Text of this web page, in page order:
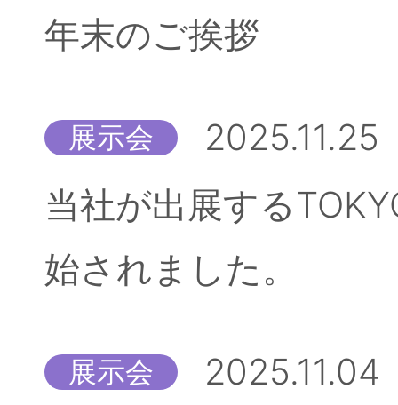
年末のご挨拶
展示会
2025.11.25
当社が出展する
始されました。
展示会
2025.11.04